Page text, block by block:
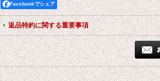
Facebookでシェア
返品特約に関する重要事項